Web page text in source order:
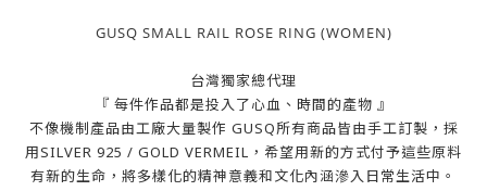
GUSQ SMALL RAIL ROSE RING (WOMEN)
台灣獨家總代理
『 每件作品都是投入了心血、時間的產物 』
不像機制產品由工廠大量製作 GUSQ所有商品皆由手工訂製，採
用SILVER 925 / GOLD VERMEIL，希望用新的方式付予這些原料
有新的生命，將多樣化的精神意義和文化內涵滲入日常生活中。